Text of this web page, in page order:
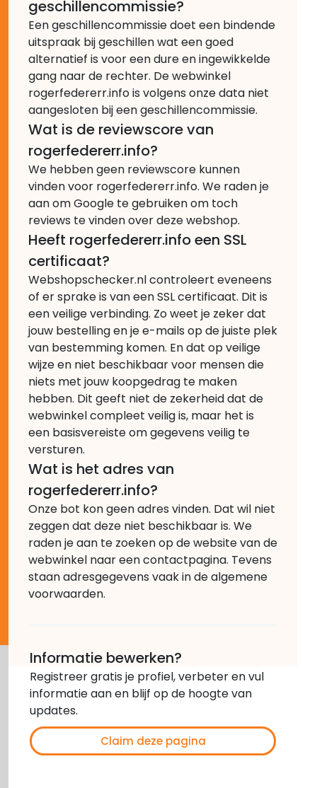
geschillencommissie?
Een geschillencommissie doet een bindende
uitspraak bij geschillen wat een goed
alternatief is voor een dure en ingewikkelde
gang naar de rechter. De webwinkel
rogerfedererr.info is volgens onze data niet
aangesloten bij een geschillencommissie.
Wat is de reviewscore van
rogerfedererr.info?
We hebben geen reviewscore kunnen
vinden voor rogerfedererr.info. We raden je
aan om Google te gebruiken om toch
reviews te vinden over deze webshop.
Heeft rogerfedererr.info een SSL
certificaat?
Webshopschecker.nl controleert eveneens
of er sprake is van een SSL certificaat. Dit is
een veilige verbinding. Zo weet je zeker dat
jouw bestelling en je e-mails op de juiste plek
van bestemming komen. En dat op veilige
wijze en niet beschikbaar voor mensen die
niets met jouw koopgedrag te maken
hebben. Dit geeft niet de zekerheid dat de
webwinkel compleet veilig is, maar het is
een basisvereiste om gegevens veilig te
versturen.
Wat is het adres van
rogerfedererr.info?
Onze bot kon geen adres vinden. Dat wil niet
zeggen dat deze niet beschikbaar is. We
raden je aan te zoeken op de website van de
webwinkel naar een contactpagina. Tevens
staan adresgegevens vaak in de algemene
voorwaarden.
Informatie bewerken?
Registreer gratis je profiel, verbeter en vul
informatie aan en blijf op de hoogte van
updates.
Claim deze pagina